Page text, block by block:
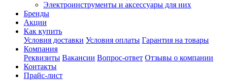
Электроинструменты и аксессуары для них
Бренды
Акции
Как купить
Условия доставки Условия оплаты Гарантия на товары
Компания
Реквизиты Вакансии Вопрос-ответ Отзывы о компании
Контакты
Прайс-лист